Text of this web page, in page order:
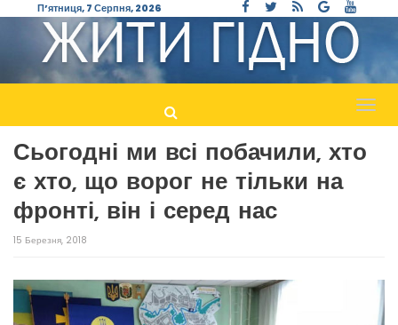
П’ятниця, 7 Серпня, 2026
Сьогодні ми всі побачили, хто
є хто, що ворог не тільки на
фронті, він і серед нас
15 Березня, 2018